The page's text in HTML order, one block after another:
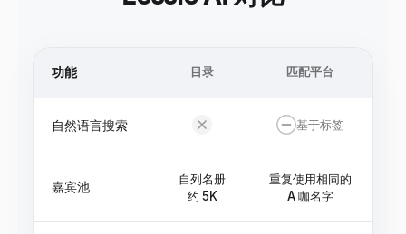
功能 目录 匹配平台
自然语言搜索 基于标签
嘉宾池
自列名册
约 5K
重复使用相同的
A 咖名字